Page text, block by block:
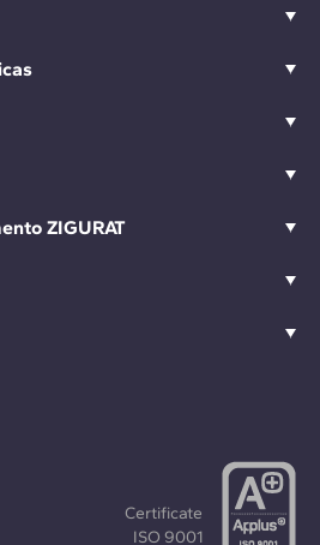
ZIGURAT
Certificate
ISO 9001